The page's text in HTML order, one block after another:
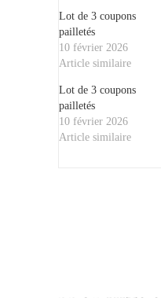
Lot de 3 coupons
pailletés
10 février 2026
Article similaire
Lot de 3 coupons
pailletés
10 février 2026
Article similaire